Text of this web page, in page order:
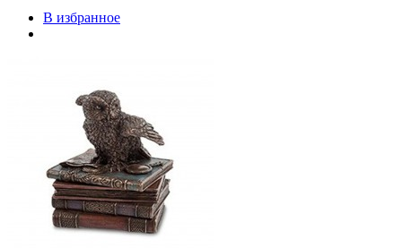
В избранное